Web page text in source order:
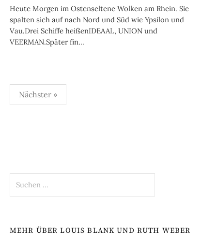
Heute Morgen im Ostenseltene Wolken am Rhein. Sie
spalten sich auf nach Nord und Süd wie Ypsilon und
Vau.Drei Schiffe heißenIDEAAL, UNION und
VEERMAN.Später fin...
Beitragsnavigation
Nächster »
nach:
MEHR ÜBER LOUIS BLANK UND RUTH WEBER